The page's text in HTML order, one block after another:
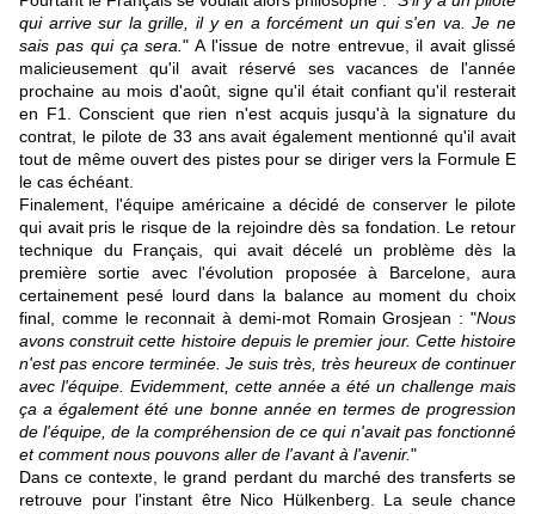
qui arrive sur la grille, il y en a forcément un qui s'en va. Je ne
sais pas qui ça sera." A l'issue de notre entrevue, il avait glissé
malicieusement qu'il avait réservé ses vacances de l'année
prochaine au mois d'août, signe qu'il était confiant qu'il resterait
en F1. Conscient que rien n'est acquis jusqu'à la signature du
contrat, le pilote de 33 ans avait également mentionné qu'il avait
tout de même ouvert des pistes pour se diriger vers la Formule E
le cas échéant.
Finalement, l'équipe américaine a décidé de conserver le pilote
qui avait pris le risque de la rejoindre dès sa fondation. Le retour
technique du Français, qui avait décelé un problème dès la
première sortie avec l'évolution proposée à Barcelone, aura
certainement pesé lourd dans la balance au moment du choix
final, comme le reconnait à demi-mot Romain Grosjean : "Nous
avons construit cette histoire depuis le premier jour. Cette histoire
n'est pas encore terminée. Je suis très, très heureux de continuer
avec l'équipe. Evidemment, cette année a été un challenge mais
ça a également été une bonne année en termes de progression
de l'équipe, de la compréhension de ce qui n'avait pas fonctionné
et comment nous pouvons aller de l'avant à l'avenir."
Dans ce contexte, le grand perdant du marché des transferts se
retrouve pour l'instant être Nico Hülkenberg. La seule chance